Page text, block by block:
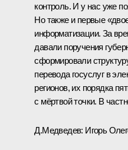
контроль. И у нас уже
Но также и первые
информатизации. За
давали поручения
сформировали
перевода госуслуг в
регионов, их порядка
с мёртвой точки. В
Д.Медведев: Игорь